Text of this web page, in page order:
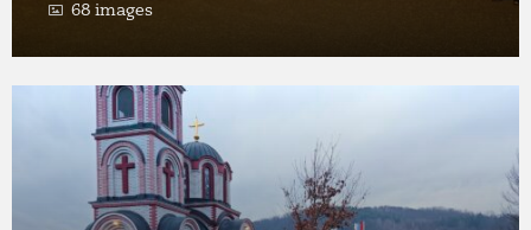
68 images